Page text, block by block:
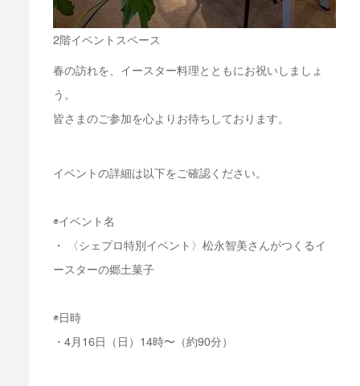
2階イベントスペース
春の訪れを、イースター料理とともにお祝いしましょ
う。
皆さまのご参加を心よりお待ちしております。
イベントの詳細は以下をご確認ください。
◉イベント名
・ 〈シェプロ特別イベント〉松永智美さんがつくるイ
ースターの郷土菓子
◉日時
・4月16日（日）14時〜（約90分）